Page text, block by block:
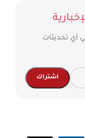
أي تحديثات